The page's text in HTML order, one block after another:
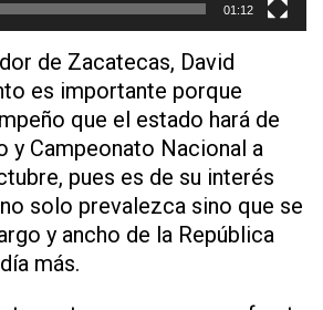
01:12
de Zacatecas, David
es importante porque
que el estado hará de
y Campeonato Nacional a
pues es de su interés
solo prevalezca sino que se
y ancho de la República
más.